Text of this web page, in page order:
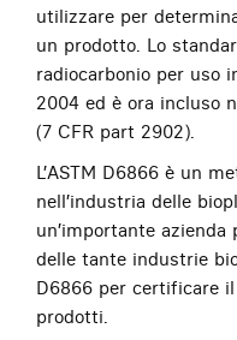
utilizzare per
un prodotto. Lo
radiocarbonio per uso
2004 ed è ora incluso
(7 CFR part 2902).
L’ASTM D6866 è un
nell’industria delle
un’importante
delle tante industrie
D6866 per certificare
prodotti.